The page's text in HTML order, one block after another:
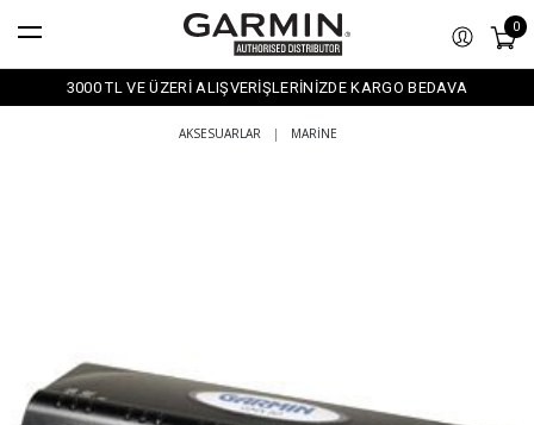
0
3000 TL VE ÜZERİ ALIŞVERİŞLERİNİZDE KARGO BEDAVA
AKSESUARLAR | MARINE